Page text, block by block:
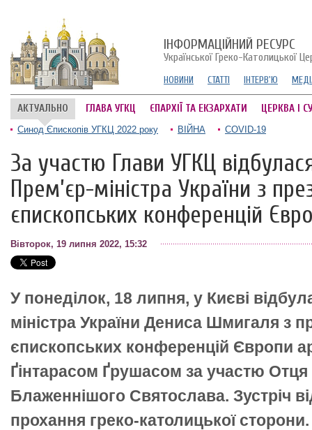
ІНФОРМАЦІЙНИЙ РЕСУРС
Української Греко-Католицької
НОВИНИ СТАТТІ ІНТЕРВ'Ю
АКТУАЛЬНО ГЛАВА УГКЦ ЄПАРХІЇ ТА ЕКЗАРХАТИ ЦЕРКВА І
Синод Єпископів УГКЦ 2022 року ВІЙНА COVID-19
За участю Глави УГКЦ
Прем’єр-міністра України з
єпископських конференцій
Вівторок, 19 липня 2022, 15:32
У понеділок, 18 липня, у Києві
міністра України Дениса Шмигаля з
єпископських конференцій Європи
Ґінтарасом Ґрушасом за участю Отця
Блаженнішого Святослава. Зустріч
прохання греко-католицької сторони.